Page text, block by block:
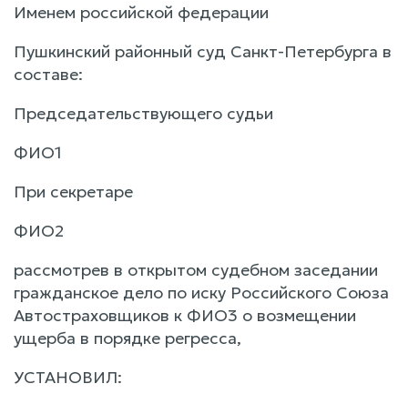
Именем российской федерации
Пушкинский районный суд Санкт-Петербурга в
составе:
Председательствующего судьи
ФИО1
При секретаре
ФИО2
рассмотрев в открытом судебном заседании
гражданское дело по иску Российского Союза
Автостраховщиков к ФИО3 о возмещении
ущерба в порядке регресса,
УСТАНОВИЛ: